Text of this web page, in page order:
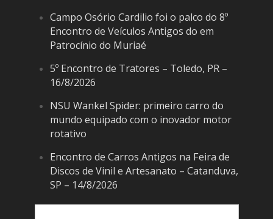
Campo Osório Cardilio foi o palco do 8º
Encontro de Veículos Antigos do em
Patrocínio do Muriaé
5º Encontro de Tratores – Toledo, PR –
16/8/2026
NSU Wankel Spider: primeiro carro do
mundo equipado com o inovador motor
rotativo
Encontro de Carros Antigos na Feira de
Discos de Vinil e Artesanato – Catanduva,
SP – 14/8/2026